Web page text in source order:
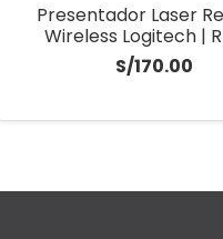
Presentador Laser
Wireless Logitech |
S/170.00